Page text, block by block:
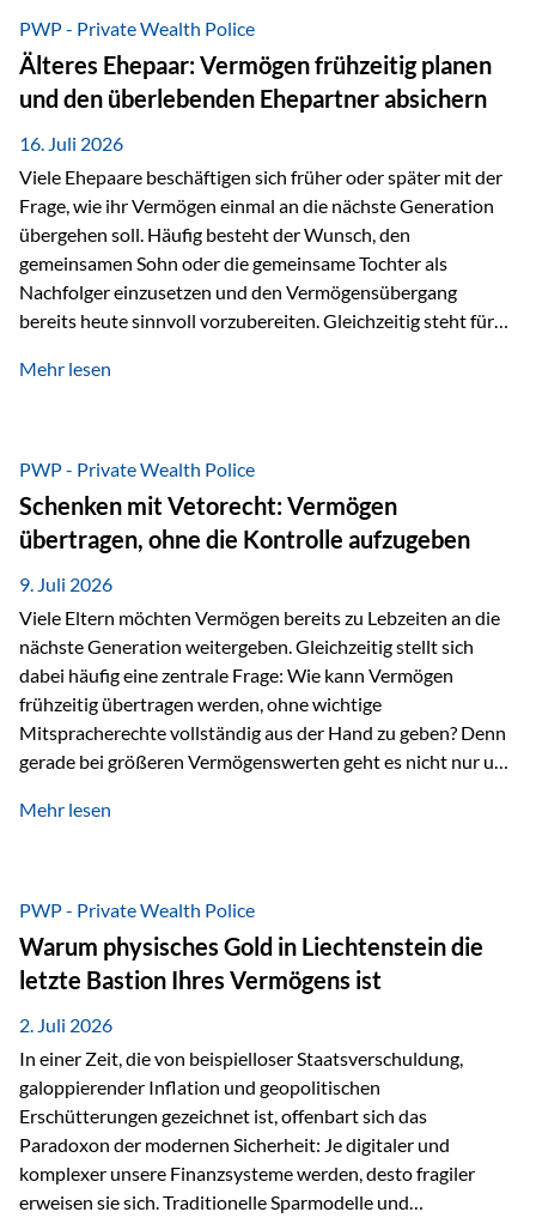
Ausgangssituation Stellen Sie sich folgende Familie vor: Die
Großeltern haben über viele Jahre Vermögen aufgebaut. Ihr
Wunsch ist es, dieses Vermögen nicht nur den eigenen
Kindern, sondern langfristig auch den Enkeln zukommen zu…
PWP - Private Wealth Police
Älteres Ehepaar: Vermögen frühzeitig planen
und den überlebenden Ehepartner absichern
16. Juli 2026
Viele Ehepaare beschäftigen sich früher oder später mit der
Frage, wie ihr Vermögen einmal an die nächste Generation
übergehen soll. Häufig besteht der Wunsch, den
gemeinsamen Sohn oder die gemeinsame Tochter als
Nachfolger einzusetzen und den Vermögensübergang
bereits heute sinnvoll vorzubereiten. Gleichzeitig steht für
passiert, wenn einer der beiden verstirbt? Der überlebende
Vermögen verfügen können. Genau für diese
Ausgangssituation bietet die Private Wealth Police der
Vienna-Life eine durchdachte Gestaltungsmöglichkeit. Die
Ausgangssituation Stellen Sie sich folgendes Beispiel vor:
Ein…
Mehr lesen
PWP - Private Wealth Police
Schenken mit Vetorecht: Vermögen
übertragen, ohne die Kontrolle aufzugeben
9. Juli 2026
Viele Eltern möchten Vermögen bereits zu Lebzeiten an die
nächste Generation weitergeben. Gleichzeitig stellt sich
dabei häufig eine zentrale Frage: Wie kann Vermögen
frühzeitig übertragen werden, ohne wichtige
Mitspracherechte vollständig aus der Hand zu geben? Denn
gerade bei größeren Vermögenswerten geht es nicht nur um
sicherzustellen, dass das Vermögen langfristig erhalten
folgende Situation vor: Ein Vater schenkt seiner Tochter
einen Teil seines Vermögens. Einige Jahre später möchte die
Tochter das Geld kurzfristig verwenden, um…
Mehr lesen
PWP - Private Wealth Police
Warum physisches Gold in Liechtenstein die
letzte Bastion Ihres Vermögens ist
2. Juli 2026
In einer Zeit, die von beispielloser Staatsverschuldung,
galoppierender Inflation und geopolitischen
Erschütterungen gezeichnet ist, offenbart sich das
Paradoxon der modernen Sicherheit: Je digitaler und
komplexer unsere Finanzsysteme werden, desto fragiler
erweisen sie sich. Traditionelle Sparmodelle und